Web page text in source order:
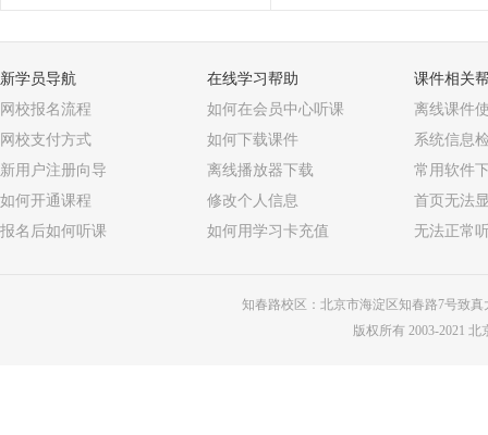
新学员导航
网校报名流程
网校支付方式
新用户注册向导
如何开通课程
报名后如何听课
在线学习帮助
如何在会员中心听课
如何下载课件
离线播放器下载
修改个人信息
如何用学习卡充值
课件相关
离线课件
系统信息
常用软件
首页无法
无法正常
知春路校区：北京市海淀区知春路7号致
版权所有 2003-2021